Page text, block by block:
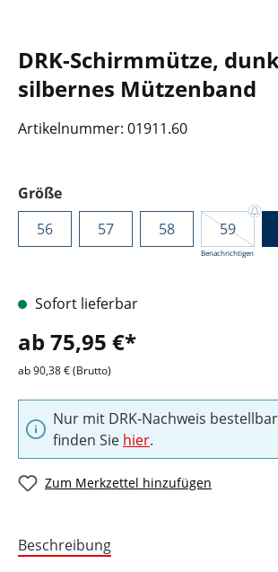
DRK-Schirmmütze,
silbernes Mützenband
Artikelnummer: 01911.60
Größeauswählen
56
57 58 59
Benachrichtigen
Sofort lieferbar
ab 75,95 €*
ab 90,38 € (Brutto)
Nur mit DRK-Nachweis
finden Sie hier.
Zum Merkzettel hinzufügen
Beschreibung